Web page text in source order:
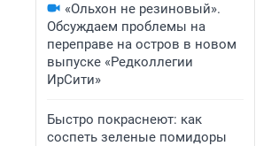
«Ольхон не резиновый».
Обсуждаем проблемы на
переправе на остров в новом
выпуске «Редколлегии
ИрСити»
Быстро покраснеют: как
соспеть зеленые помидоры